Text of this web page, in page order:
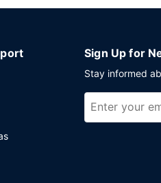
Sign Up for
Stay informed